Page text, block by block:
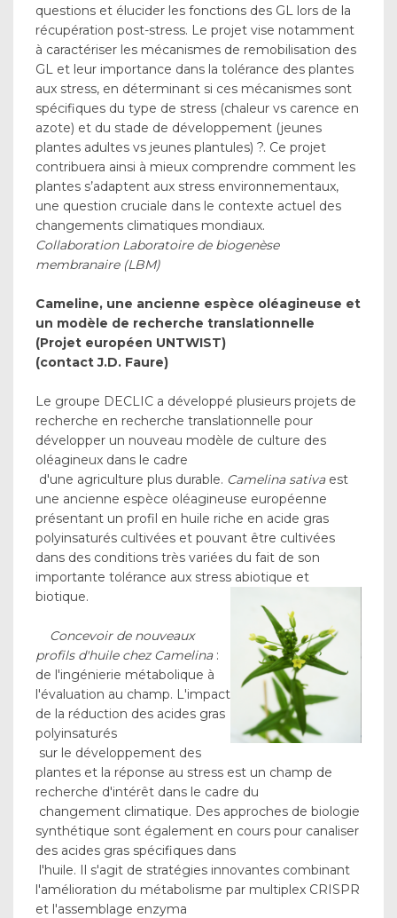
questions et élucider les fonctions des GL lors de la
récupération post-stress. Le projet vise notamment
à caractériser les mécanismes de remobilisation des
GL et leur importance dans la tolérance des plantes
aux stress, en déterminant si ces mécanismes sont
spécifiques du type de stress (chaleur vs carence en
azote) et du stade de développement (jeunes
plantes adultes vs jeunes plantules) ?. Ce projet
contribuera ainsi à mieux comprendre comment les
plantes s’adaptent aux stress environnementaux,
une question cruciale dans le contexte actuel des
changements climatiques mondiaux.
Collaboration Laboratoire de biogenèse
membranaire (LBM)
Cameline, une ancienne espèce oléagineuse et
un modèle de recherche translationnelle
(Projet européen UNTWIST)
(contact J.D. Faure)
Le groupe DECLIC a développé plusieurs projets de
recherche en recherche translationnelle pour
développer un nouveau modèle de culture des
oléagineux dans le cadre
d'une agriculture plus durable. Camelina sativaest
une ancienne espèce oléagineuse européenne
présentant un profil en huile riche en acide gras
polyinsaturés cultivées et pouvant être cultivées
dans des conditions très variées du fait de son
importante tolérance aux stress abiotique et
biotique.
Concevoir de nouveaux
profils d'huile chez Camelina:
de l'ingénierie métabolique à
l'évaluation au champ. L'impact
de la réduction des acides gras
polyinsaturés
sur le développement des
plantes et la réponse au stress est un champ de
recherche d'intérêt dans le cadre du
changement climatique. Des approches de biologie
synthétique sont également en cours pour canaliser
des acides gras spécifiques dans
l'huile. Il s'agit de stratégies innovantes combinant
l'amélioration du métabolisme par multiplex CRISPR
et l'assemblage enzyma